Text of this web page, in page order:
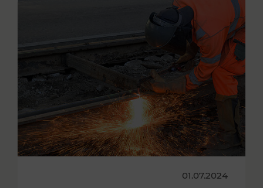
01.07.2024